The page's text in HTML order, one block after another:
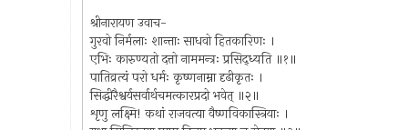
श्रीनारायण उवाच-
गुरवो निर्मलाः शान्ताः साधवो हितकारिणः ।
एभिः कारुण्यतो दत्तो नाममन्त्रः प्रसिद्ध्यति ॥१॥
पातिव्रत्यं परो धर्मः कृष्णनाम्ना दृढीकृतः ।
सिद्धीरैश्वर्यसर्वार्थचमत्कारप्रदो भवेत् ॥२॥
शृणु लक्ष्मि! कथां राजवत्या वैष्णविकास्त्रियाः ।